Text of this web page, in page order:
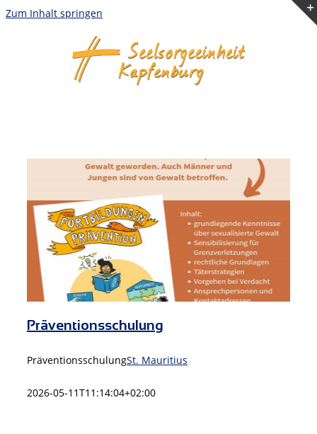
Zum Inhalt springen
Präventionsschulung
PräventionsschulungSt. Mauritius
2026-05-11T11:14:04+02:00